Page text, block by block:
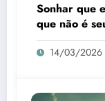
Sonhar que
que não é
14/03/2026